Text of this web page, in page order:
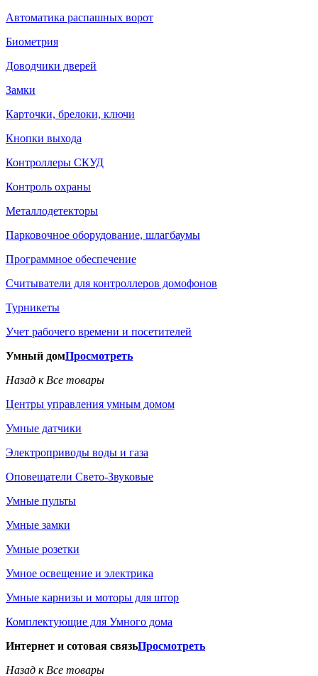
Автоматика распашных ворот
Биометрия
Доводчики дверей
Замки
Карточки, брелоки, ключи
Кнопки выхода
Контроллеры СКУД
Контроль охраны
Металлодетекторы
Парковочное оборудование, шлагбаумы
Программное обеспечение
Считыватели для контроллеров домофонов
Турникеты
Учет рабочего времени и посетителей
Умный домПросмотреть
Назад к Все товары
Центры управления умным домом
Умные датчики
Электроприводы воды и газа
Оповещатели Свето-Звуковые
Умные пульты
Умные замки
Умные розетки
Умное освещение и электрика
Умные карнизы и моторы для штор
Комплектующие для Умного дома
Интернет и сотовая связьПросмотреть
Назад к Все товары